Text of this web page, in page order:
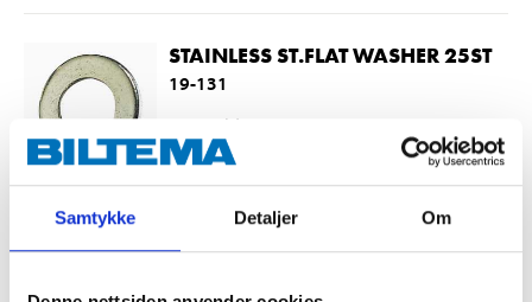
Samtykke Detaljer Om
STAINLESS ST.FLAT WASHER 25ST
19-131
6.4 x 12 (1)
Quantity:
Dimensions: 6,4 x 12 (1)mm
In stock in 1store